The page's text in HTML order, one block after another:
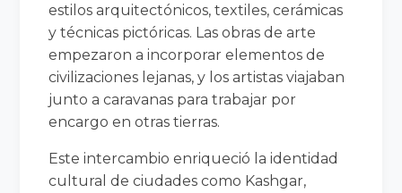
estilos arquitectónicos, textiles, cerámicas
y técnicas pictóricas. Las obras de arte
empezaron a incorporar elementos de
civilizaciones lejanas, y los artistas viajaban
junto a caravanas para trabajar por
encargo en otras tierras.
Este intercambio enriqueció la identidad
cultural de ciudades como Kashgar,